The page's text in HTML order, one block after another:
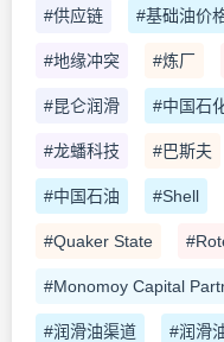
#供应链 #基础油价
#地缘冲突 #炼厂
#昆仑润滑 #中国石
#龙蟠科技 #巴斯夫
#中国石油 #Shell
#Quaker State
#Monomoy Capital
#润滑油渠道 #润滑